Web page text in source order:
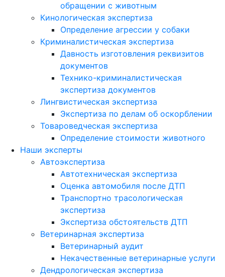
обращении с животным
Кинологическая экспертиза
Определение агрессии у собаки
Криминалистическая экспертиза
Давность изготовления реквизитов
документов
Технико-криминалистическая
экспертиза документов
Лингвистическая экспертиза
Экспертиза по делам об оскорблении
Товароведческая экспертиза
Определение стоимости животного
Наши эксперты
Автоэкспертиза
Автотехническая экспертиза
Оценка автомобиля после ДТП
Транспортно трасологическая
экспертиза
Экспертиза обстоятельств ДТП
Ветеринарная экспертиза
Ветеринарный аудит
Некачественные ветеринарные услуги
Дендрологическая экспертиза